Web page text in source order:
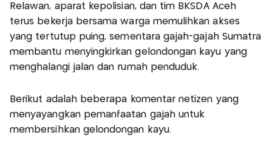
Relawan, aparat kepolisian, dan tim BKSDA Aceh
terus bekerja bersama warga memulihkan akses
yang tertutup puing, sementara gajah-gajah Sumatra
membantu menyingkirkan gelondongan kayu yang
menghalangi jalan dan rumah penduduk.
Berikut adalah beberapa komentar netizen yang
menyayangkan pemanfaatan gajah untuk
membersihkan gelondongan kayu.